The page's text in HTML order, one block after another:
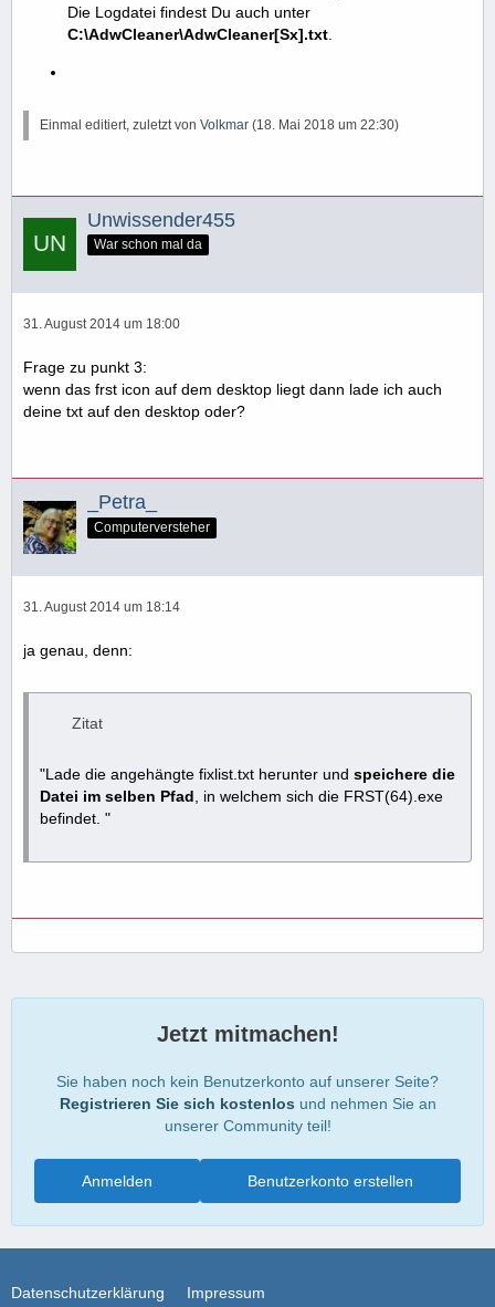
Die Logdatei findest Du auch unter
C:\AdwCleaner\AdwCleaner[Sx].txt
Einmal editiert, zuletzt von Volkmar (18. Mai 2018 um 22:30)
Unwissender455
War schon mal da
31. August 2014 um 18:00
Frage zu punkt 3:
wenn das frst icon auf dem desktop liegt dann lade ich auch
deine txt auf den desktop oder?
_Petra_
Computerversteher
31. August 2014 um 18:14
ja genau, denn:
Zitat
"Lade die angehängte fixlist.txt herunter und speichere die
Datei im selben Pfad , in welchem sich die FRST(64).exe
befindet. "
Jetzt mitmachen!
Sie haben noch kein Benutzerkonto auf unserer Seite?
Registrieren Sie sich kostenlos und nehmen Sie an
unserer Community teil!
Benutzerkonto erstellen
Anmelden
Datenschutzerklärung Impressum